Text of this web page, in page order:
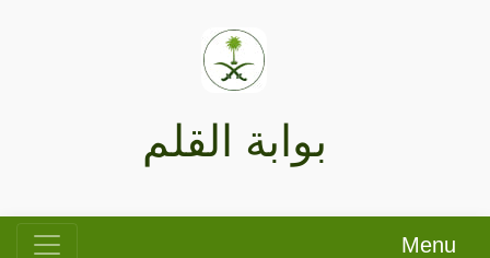
بوابة القلم
Menu